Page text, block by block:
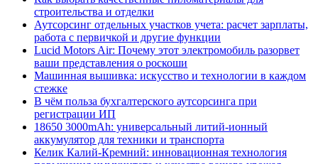
строительства и отделки
Аутсорсинг отдельных участков учета: расчет зарплаты,
работа с первичкой и другие функции
Lucid Motors Air: Почему этот электромобиль разорвет
ваши представления о роскоши
Машинная вышивка: искусство и технологии в каждом
стежке
В чём польза бухгалтерского аутсорсинга при
регистрации ИП
18650 3000mAh: универсальный литий-ионный
аккумулятор для техники и транспорта
Келик Калий-Кремний: инновационная технология